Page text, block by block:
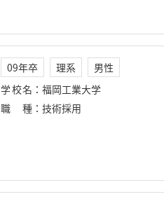
09年卒 理系
男性
学校名 ： 福岡工業大学
職種 ： 技術採用